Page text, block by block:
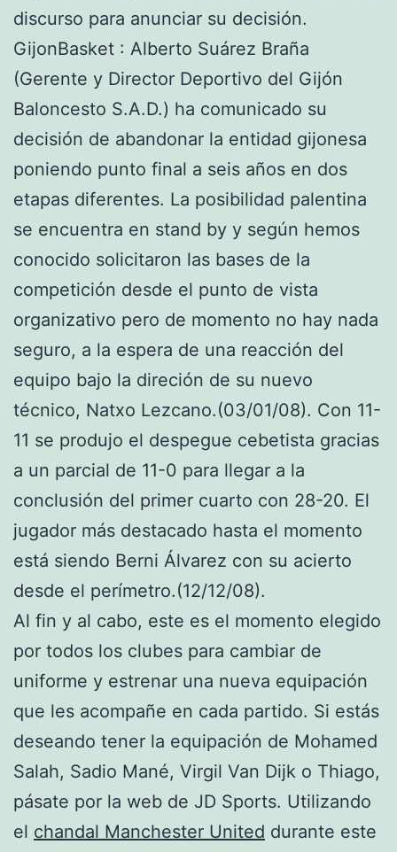
discurso para anunciar su decisión.
GijonBasket : Alberto Suárez Braña
(Gerente y Director Deportivo del Gijón
Baloncesto S.A.D.) ha comunicado su
decisión de abandonar la entidad gijonesa
poniendo punto final a seis años en dos
etapas diferentes. La posibilidad palentina
se encuentra en stand by y según hemos
conocido solicitaron las bases de la
competición desde el punto de vista
organizativo pero de momento no hay nada
seguro, a la espera de una reacción del
equipo bajo la direción de su nuevo
técnico, Natxo Lezcano.(03/01/08). Con 11-
11 se produjo el despegue cebetista gracias
a un parcial de 11-0 para llegar a la
conclusión del primer cuarto con 28-20. El
jugador más destacado hasta el momento
está siendo Berni Álvarez con su acierto
desde el perímetro.(12/12/08).
Al fin y al cabo, este es el momento elegido
por todos los clubes para cambiar de
uniforme y estrenar una nueva equipación
que les acompañe en cada partido. Si estás
deseando tener la equipación de Mohamed
Salah, Sadio Mané, Virgil Van Dijk o Thiago,
pásate por la web de JD Sports. Utilizando
el chandal Manchester United durante este